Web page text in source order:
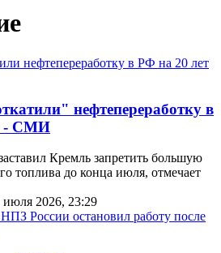
нефтепереработку в
- СМИ
Кремль запретить большую
топлива до конца июля, отмечает
июля 2026, 23:29